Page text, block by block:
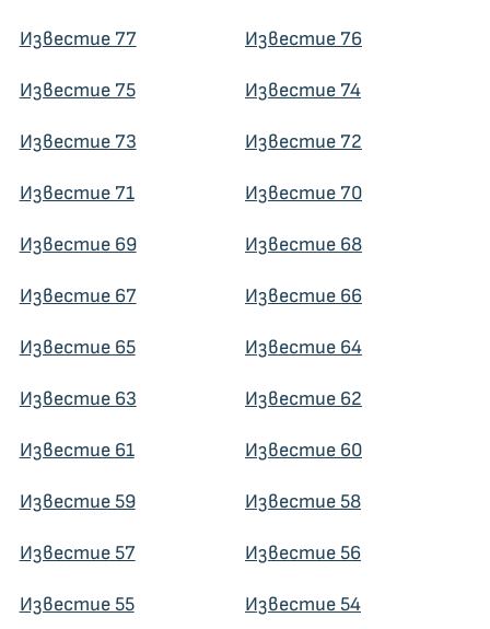
Известие 77 Известие 76
Известие 75 Известие 74
Известие 73 Известие 72
Известие 71 Известие 70
Известие 69 Известие 68
Известие 67 Известие 66
Известие 65 Известие 64
Известие 63 Известие 62
Известие 61 Известие 60
Известие 59 Известие 58
Известие 57 Известие 56
Известие 55 Известие 54